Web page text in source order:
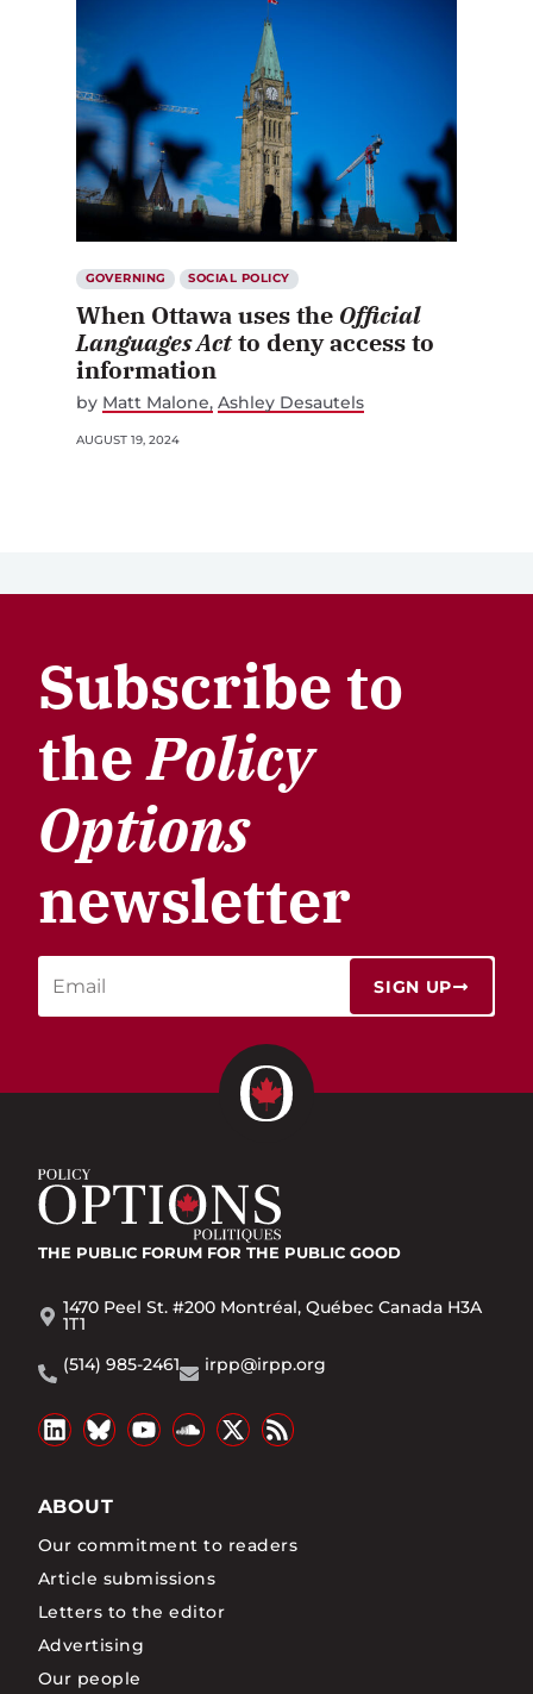
GOVERNING SOCIAL POLICY
When Ottawa uses the Official
Languages Actto deny access to
information
by Matt Malone Ashley Desautels
AUGUST 19, 2024
Subscribe to
thePolicy
Options
newsletter
SIGN UP
THE PUBLIC FORUM FOR THE PUBLIC GOOD
1470 Peel St. #200 Montréal, Québec Canada H3A
1T1
(514) 985-2461
irpp@irpp.org
ABOUT
Our commitment to readers
Article submissions
Letters to the editor
Advertising
Our people